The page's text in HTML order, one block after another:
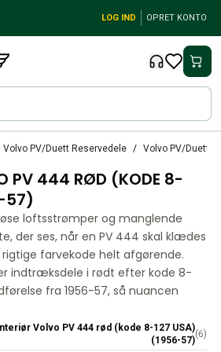
LOG IND OPRET KONTO
udstødningssystem
udstyr
baghjulsaffjedring
Volvo PV/Duett Reservedele Volvo PV/Duett
PV 444 RØD (KODE 8-
57)
loftsstrømper og manglende
der ses, når en PV 444 skal klædes
farvekode helt afgørende.
indtræksdele i rødt efter kode 8-
fra 1956-57, så nuancen
Interiør Volvo PV 444 rød (kode 8-127 USA)
(1956-57)
(6)